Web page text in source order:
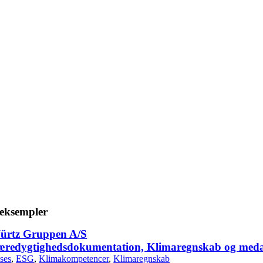
Gruppen A/S
Klimaregnskab og
,ESG,Klimakompetencer,Klimaregnskab